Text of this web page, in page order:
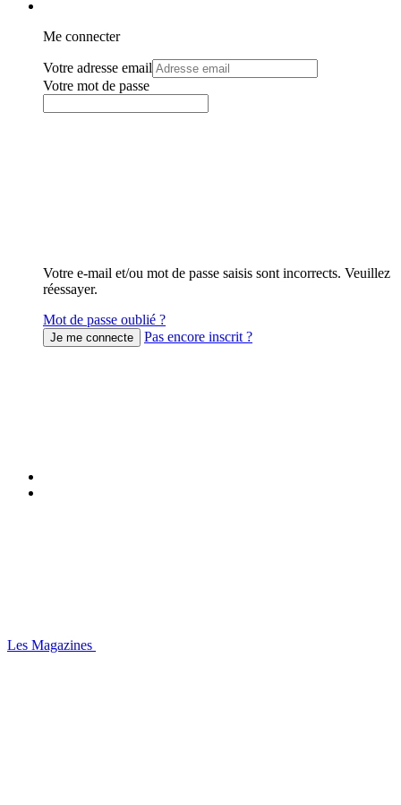
Me connecter
Votre adresse email
Votre mot de passe
Votre e-mail et/ou mot de passe saisis sont incorrects. Veuillez
réessayer.
Mot de passe oublié ?
Pas encore inscrit ?
Les Magazines